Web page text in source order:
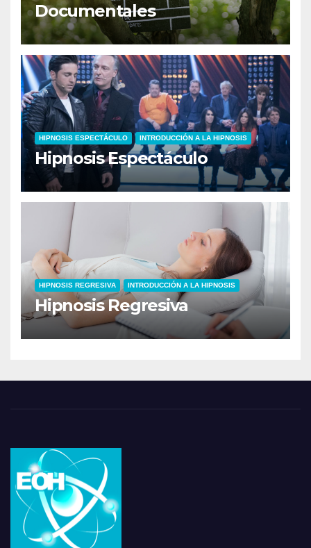
Documentales
HIPNOSIS ESPECTÁCULO INTRODUCCIÓN A LA HIPNOSIS
Hipnosis Espectáculo
HIPNOSIS REGRESIVA INTRODUCCIÓN A LA HIPNOSIS
Hipnosis Regresiva